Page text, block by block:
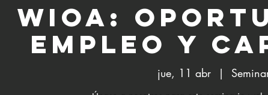
WIOA:
empleo y
jue, 11 abr
  |